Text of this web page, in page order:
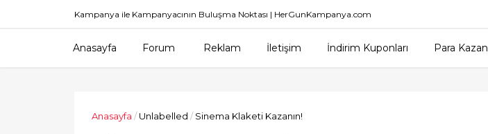
Kampanya ile Kampanyacının Buluşma Noktası | HerGunKampanya.com
Anasayfa Forum Reklam İletişim İndirim Kuponları Para Kazan
Anasayfa /Unlabelled / Sinema Klaketi Kazanın!